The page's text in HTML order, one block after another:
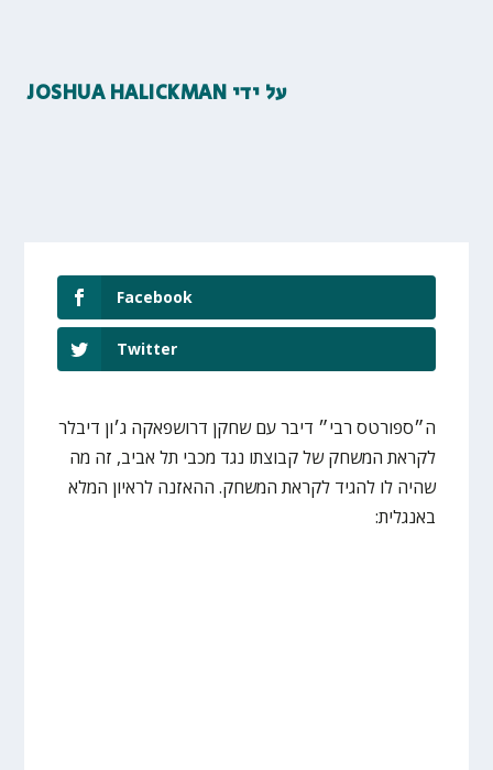
על ידי JOSHUA HALICKMAN
Facebook
Twitter
ה״ספורטס רבי״ דיבר עם שחקן דרושפאקה ג׳ון דיבלר
לקראת המשחק של קבוצתו נגד מכבי תל אביב, זה מה
שהיה לו להגיד לקראת המשחק. ההאזנה לראיון המלא
באנגלית: